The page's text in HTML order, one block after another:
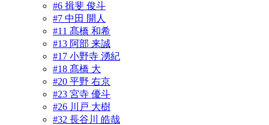
#6 揖斐 俊斗
#7 中田 開人
#11 髙橋 和希
#13 阿部 来誠
#17 小野寺 湧紀
#18 髙橋 大
#20 平野 右京
#23 宮寺 優斗
#26 川戸 大樹
#32 長谷川 皓哉